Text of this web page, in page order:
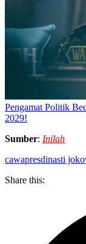
Pengamat Politik
2029!
Sumber: Inilah
cawapresdinasti
Share this: